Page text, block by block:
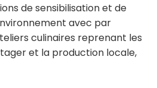
de sensibilisation et de
avec par
culinaires reprenant les
et la production locale,